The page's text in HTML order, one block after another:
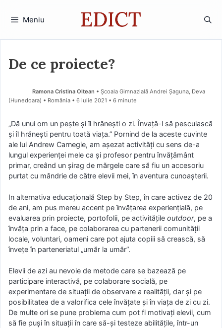
Meniu
De ce proiecte?
Ramona Cristina Oltean • Școala Gimnazială Andrei Șaguna, Deva
(Hunedoara) • România
6 iulie 2021 • 6 minute
„Dă unui om un pește și îl hrănești o zi. Învață-l să pescuiască
și îl hrănești pentru toată viața.” Pornind de la aceste cuvinte
ale lui Andrew Carnegie, am așezat activități cu sens de-a
lungul experienței mele ca și profesor pentru învățământ
primar, creând un șirag de mărgele care să fiu un accesoriu
purtat cu mândrie de către elevii mei, în aventura cunoașterii.
In alternativa educațională Step by Step, în care activez de 20
de ani, am pus mereu accent pe învățarea experiențială, pe
evaluarea prin proiecte, portofolii, pe activitățile outdoor, pe a
învăța prin a face, pe colaborarea cu partenerii comunității
locale, voluntari, oameni care pot ajuta copiii să crească, să
învețe în parteneriatul „umăr la umăr”.
Elevii de azi au nevoie de metode care se bazează pe
participare interactivă, pe colaborare socială, pe
experimentare de situații de observare a realității, dar și pe
posibilitatea de a valorifica cele învățate și în viața de zi cu zi.
De multe ori se pune problema cum pot fi motivați elevii, cum
să fie puși în situații în care să-și testeze abilitățile, într-un